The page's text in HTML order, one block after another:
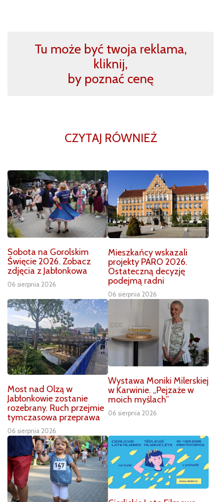
Tu może być twoja reklama,
kliknij,
by poznać cenę
CZYTAJ RÓWNIEŻ
Sobota na Gorolskim
Święcie 2026. Zobacz
zdjęcia z Jabłonkowa
06 sierpnia 2026
Mieszkańcy wskazali
projekty PARO 2026.
Ostateczną decyzję
podejmą radni
06 sierpnia 2026
Most nad Olzą w
Jabłonkowie zostanie
rozebrany. Ruch przejmie
tymczasowa przeprawa
06 sierpnia 2026
Wystawa Moniki Milerskiej
w Karwinie. „Pejzaże w
moich myślach”
06 sierpnia 2026